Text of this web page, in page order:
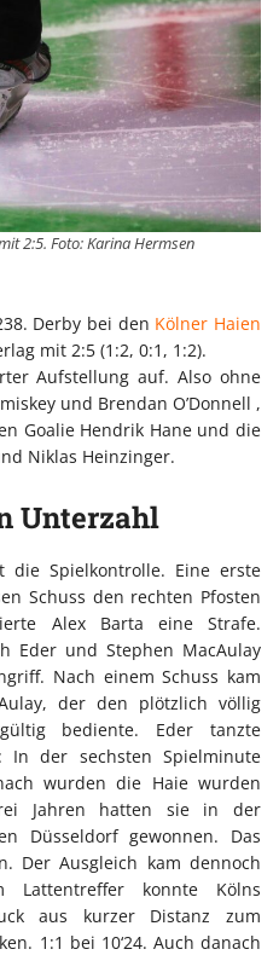
2:5. Foto: Karina Hermsen
Derby bei den Kölner Haien
mit 2:5 (1:2, 0:1, 1:2).
Aufstellung auf. Also ohne
und Brendan O’Donnell ,
Goalie Hendrik Hane und die
Niklas Heinzinger.
Unterzahl
die Spielkontrolle. Eine erste
Schuss den rechten Pfosten
Alex Barta eine Strafe.
Eder und Stephen MacAulay
Nach einem Schuss kam
der den plötzlich völlig
bediente. Eder tanzte
In der sechsten Spielminute
wurden die Haie wurden
Jahren hatten sie in der
Düsseldorf gewonnen. Das
Der Ausgleich kam dennoch
Lattentreffer konnte Kölns
aus kurzer Distanz zum
1:1 bei 10‘24. Auch danach